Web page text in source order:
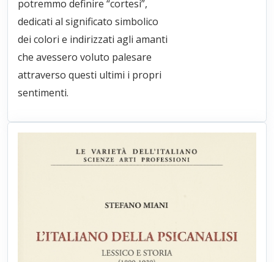
potremmo definire “cortesi”,
dedicati al significato simbolico
dei colori e indirizzati agli amanti
che avessero voluto palesare
attraverso questi ultimi i propri
sentimenti.